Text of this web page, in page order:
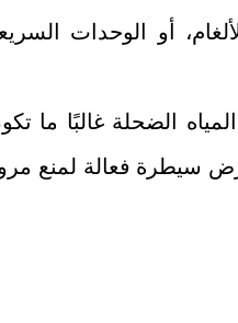
أو الوحدات
الضحلة غالبًا ما
سيطرة فعالة لمنع